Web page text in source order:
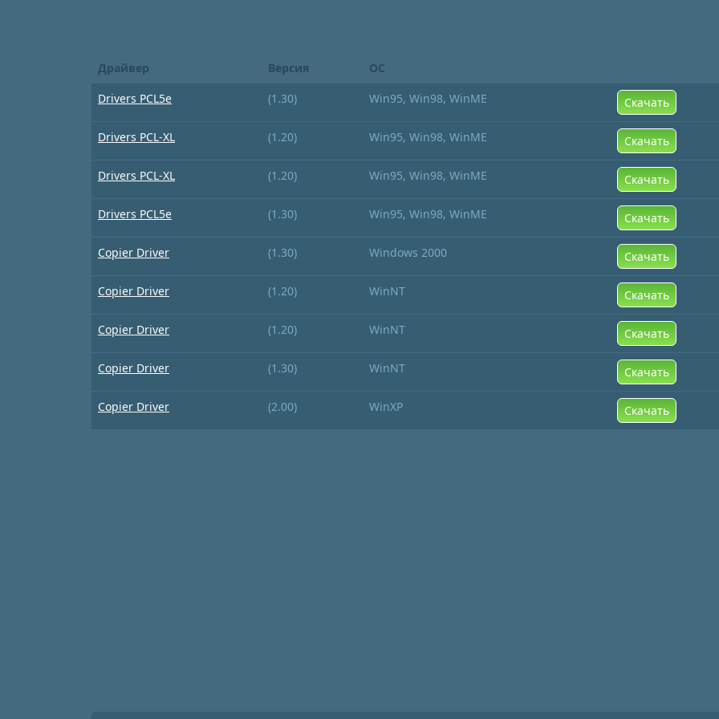
Драйвер Версия
ОС
Drivers PCL5e
(1.30) Win95, Win98, WinME Скачать
Drivers PCL-XL (1.20) Win95, Win98, WinME Скачать
Drivers PCL-XL (1.20) Win95, Win98, WinME Скачать
Drivers PCL5e (1.30) Win95, Win98, WinME Скачать
Copier Driver (1.30) Windows 2000 Скачать
Copier Driver (1.20) WinNT Скачать
Copier Driver (1.20) WinNT Скачать
Copier Driver (1.30) WinNT Скачать
Copier Driver (2.00) WinXP Скачать